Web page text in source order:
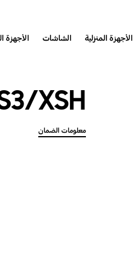
الأجهزة المنزلية الشاشات الأجهزة
XSH
معلومات الضمان